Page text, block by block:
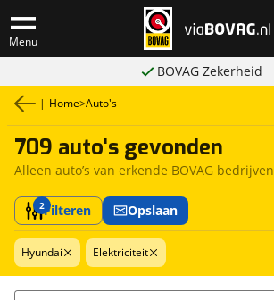
Menu
BOVAG Zekerheid
| Home>Auto's
709 auto's gevonden
Alleen auto’s van erkende BOVAG bedrijven
2Filteren Opslaan
Hyundai Elektriciteit